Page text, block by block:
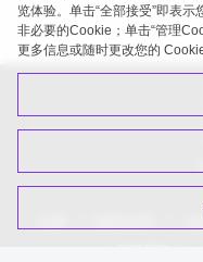
openGauss 2026-08-06
览体验。单击“全部接受”即表
非必要的Cookie；单击“管理
更多信息或随时更改您的